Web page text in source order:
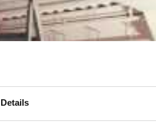
Details